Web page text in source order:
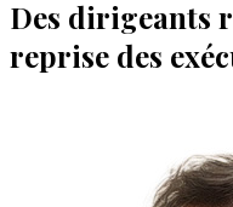
Des dirigeants
reprise des